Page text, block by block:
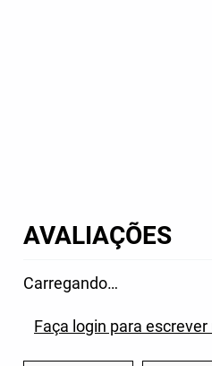
De R$ 349,99
R$244,99